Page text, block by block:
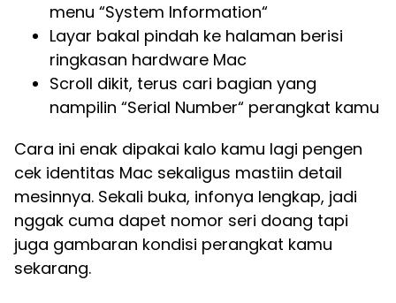
menu “System Information“
Layar bakal pindah ke halaman berisi
ringkasan hardware Mac
Scroll dikit, terus cari bagian yang
nampilin “Serial Number“ perangkat kamu
Cara ini enak dipakai kalo kamu lagi pengen
cek identitas Mac sekaligus mastiin detail
mesinnya. Sekali buka, infonya lengkap, jadi
nggak cuma dapet nomor seri doang tapi
juga gambaran kondisi perangkat kamu
sekarang.